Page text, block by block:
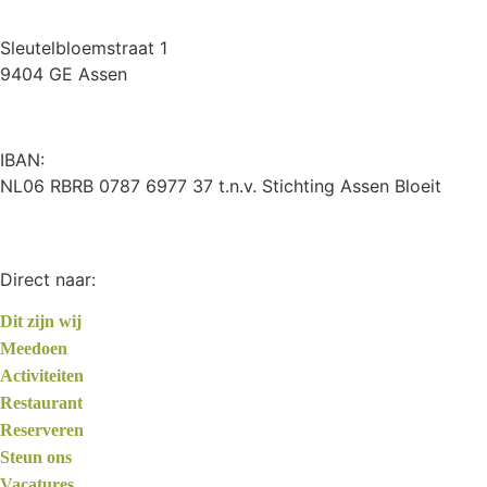
Sleutelbloemstraat 1
9404 GE Assen
IBAN:
NL06 RBRB 0787 6977 37 t.n.v. Stichting Assen Bloeit
Direct naar:
Dit zijn wij
Meedoen
Activiteiten
Restaurant
Reserveren
Steun ons